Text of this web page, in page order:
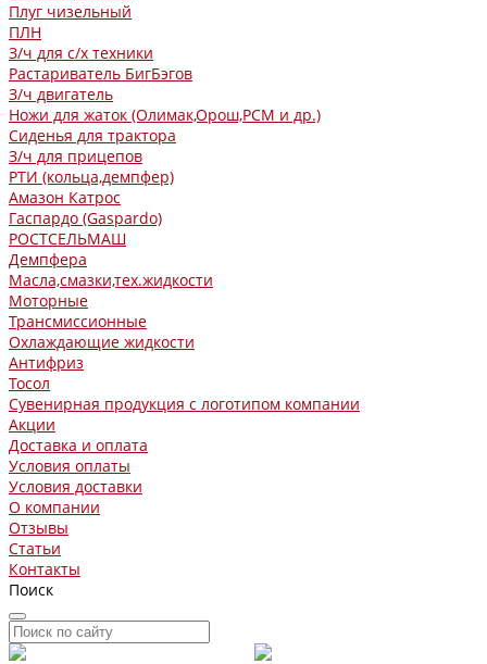
Плуг чизельный
ПЛН
З/ч для с/х техники
Растариватель БигБэгов
З/ч двигатель
Ножи для жаток (Олимак,Орош,РСМ и др.)
Сиденья для трактора
З/ч для прицепов
РТИ (кольца,демпфер)
Амазон Катрос
Гаспардо (Gaspardo)
РОСТСЕЛЬМАШ
Демпфера
Масла,смазки,тех.жидкости
Моторные
Трансмиссионные
Охлаждающие жидкости
Антифриз
Тосол
Сувенирная продукция с логотипом компании
Акции
Доставка и оплата
Условия оплаты
Условия доставки
О компании
Отзывы
Статьи
Контакты
Поиск